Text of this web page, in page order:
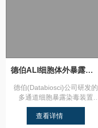
德伯ALI细胞体外暴露装置ACP6
德伯(Databiosci)公司研发的
多通道细胞暴露染毒装置
ACP6，是采用气液...
查看详情